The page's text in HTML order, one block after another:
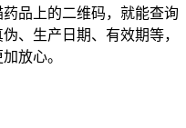
品上的二维码，就能查询
、生产日期、有效期等，
放心。